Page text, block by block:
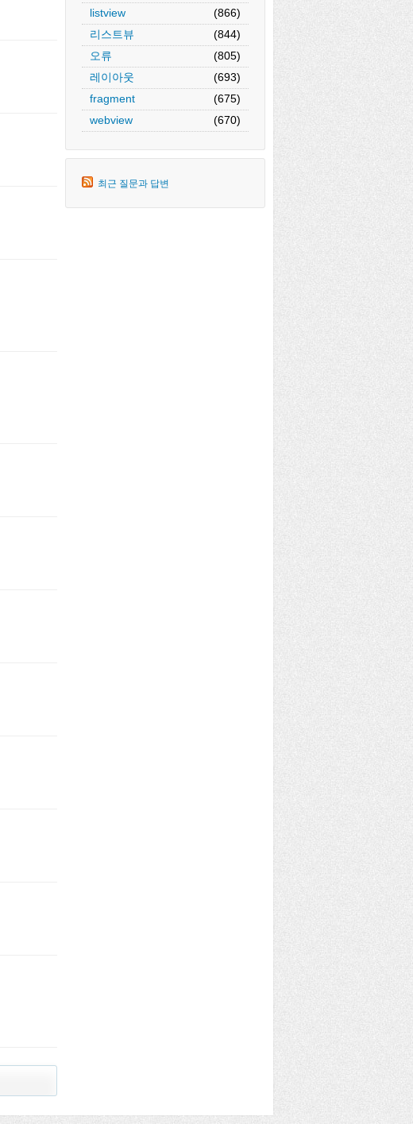
listview
(866)
리스트뷰
(844)
오류
(805)
레이아웃
(693)
fragment
(675)
webview
(670)
최근 질문과 답변